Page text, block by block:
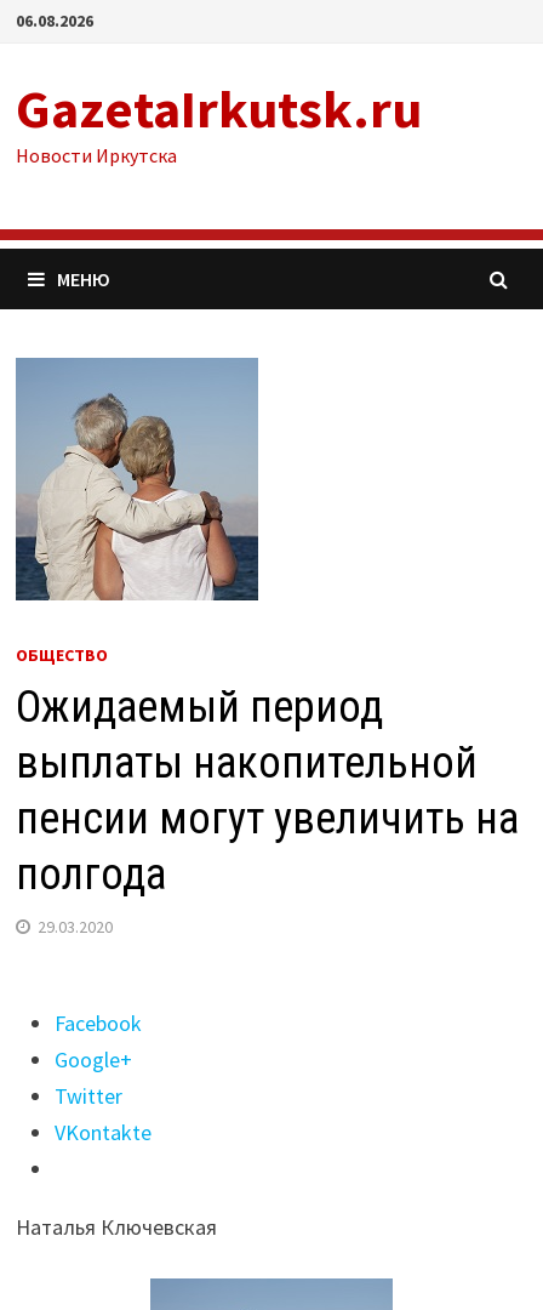
Перейти
06.08.2026
GazetaIrkutsk.ru
Новости Иркутска
МЕНЮ
ОБЩЕСТВО
Ожидаемый период
выплаты накопительной
пенсии могут увеличить на
полгода
29.03.2020
Поделиться
"Ожидаемый
период
выплаты
накопительной
могут
Facebook
Google+
Twitter
VKontakte
Наталья Ключевская